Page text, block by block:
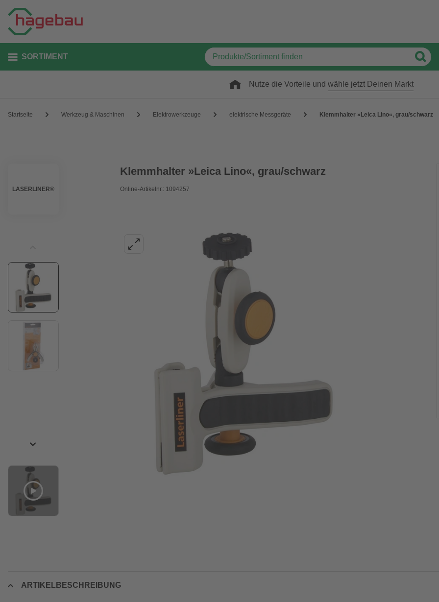
SORTIMENT
Nutze die Vorteile und wähle jetzt Deinen Markt
Startseite Werkzeug & Maschinen Elektrowerkzeuge elektrische Messgeräte Klemmhalter »Leica Lino«, grau/schwarz
LASERLINER®
Klemmhalter »Leica Lino«, grau/schwarz
Online-Artikelnr.: 1094257
ARTIKELBESCHREIBUNG